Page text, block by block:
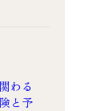
わる
と予